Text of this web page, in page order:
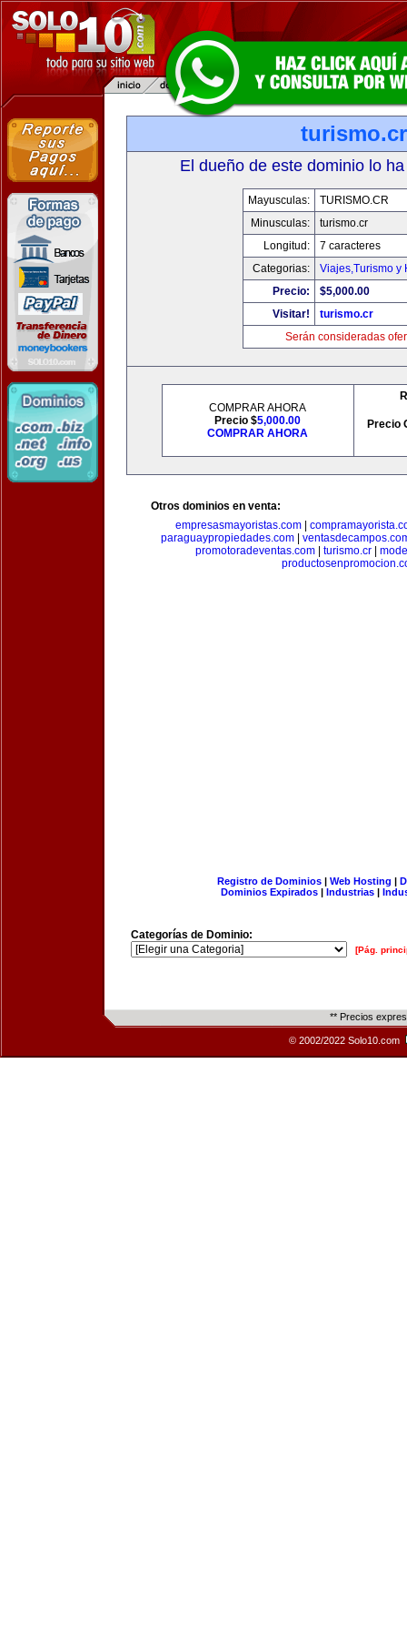
turismo.cr
El dueño de este dominio lo
Mayusculas:
TURISMO.CR
Minusculas:
turismo.cr
Longitud:
7 caracteres
Categorias:
Viajes,Turismo y
Precio:
$5,000.00
Visitar!
turismo.cr
Serán consideradas
COMPRAR AHORA
Precio $5,000.00
COMPRAR AHORA
Precio
Otros dominios en venta:
empresasmayoristas.com|
paraguaypropiedades.com
promotoradeventas.com
turismo.cr
Registro de Dominios| Web Hosting |
Dominios Expirados | Industrias |
Categorías de Dominio:
[Pág.
** Precios
© 2002/2022 Solo10.com